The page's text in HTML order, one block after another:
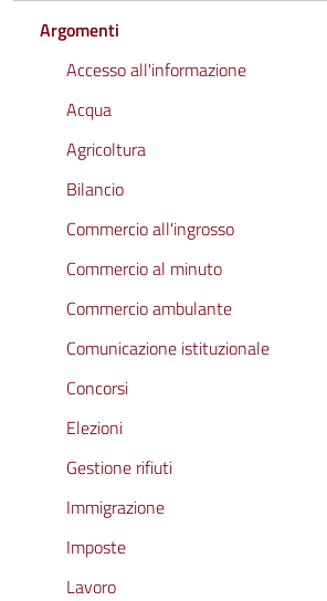
Argomenti
Accesso all'informazione
Acqua
Agricoltura
Bilancio
Commercio all'ingrosso
Commercio al minuto
Commercio ambulante
Comunicazione istituzionale
Concorsi
Elezioni
Gestione rifiuti
Immigrazione
Imposte
Lavoro